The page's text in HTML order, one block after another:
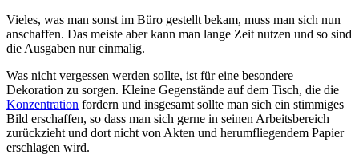
Vieles, was man sonst im Büro gestellt bekam, muss man sich nun
anschaffen. Das meiste aber kann man lange Zeit nutzen und so sind
die Ausgaben nur einmalig.
Was nicht vergessen werden sollte, ist für eine besondere
Dekoration zu sorgen. Kleine Gegenstände auf dem Tisch, die die
Konzentration fordern und insgesamt sollte man sich ein stimmiges
Bild erschaffen, so dass man sich gerne in seinen Arbeitsbereich
zurückzieht und dort nicht von Akten und herumfliegendem Papier
erschlagen wird.